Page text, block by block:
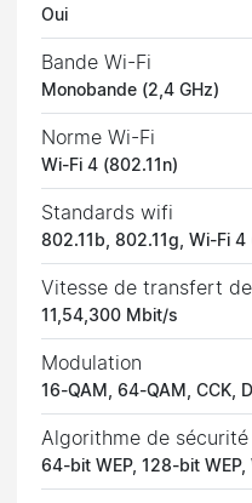
Oui
Bande Wi-Fi
Monobande (2,4 GHz)
Norme Wi-Fi
Wi-Fi 4 (802.11n)
Standards wifi
802.11b, 802.11g, Wi-Fi 4
Vitesse de transfert
11,54,300 Mbit/s
Modulation
16-QAM, 64-QAM, CCK,
Algorithme de sécurité
64-bit WEP, 128-bit WEP,